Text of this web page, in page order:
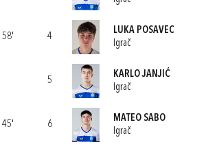
58'
45'
4
LUKA POSAVEC
Igrač
5
KARLO JANJIĆ
Igrač
6
MATEO SABO
Igrač